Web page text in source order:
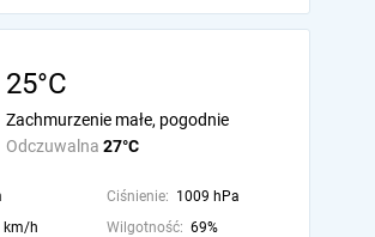
25°C
Odczuwalna 27°C
Zachmurzenie małe, pogodnie
Ciśnienie: 1009 hPa
km/h Wilgotność: 69%